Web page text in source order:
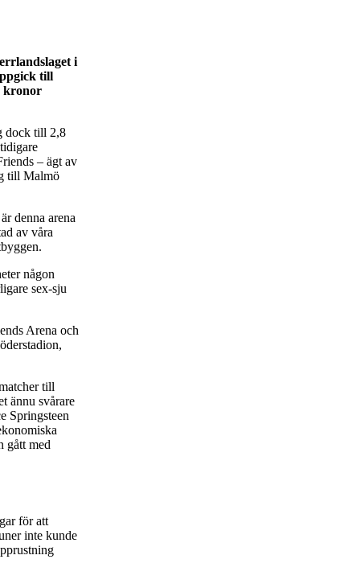
i
till
kronor
dock till 2,8
– ägt av
till Malmö
denna arena
av våra
någon
sex-sju
Arena och
till
ännu svårare
Springsteen
gått med
för att
inte kunde